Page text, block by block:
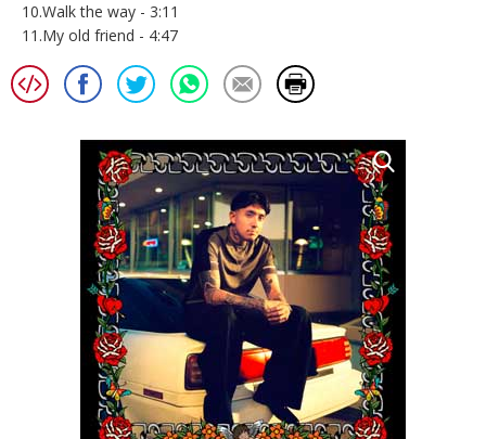
10.Walk the way - 3:11
11.My old friend - 4:47